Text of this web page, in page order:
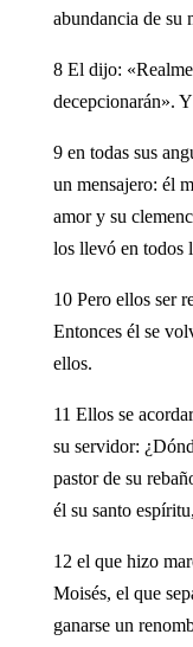
abundancia de su
8 El dijo:
decepcionarán».
9 en todas sus
un mensajero: él
amor y su
los llevó en todos
10 Pero ellos ser
Entonces él se
ellos.
11 Ellos se
su servidor:
pastor de su
él su santo espíritu,
12 el que hizo
Moisés, el que
ganarse un